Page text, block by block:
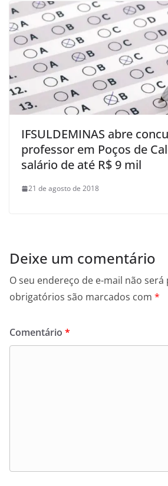
IFSULDEMINAS abre
professor em Poços de
salário de até R$ 9 mil
21 de agosto de 2018
Deixe um comentário
O seu endereço de e-mail não será
obrigatórios são marcados com *
Comentário *